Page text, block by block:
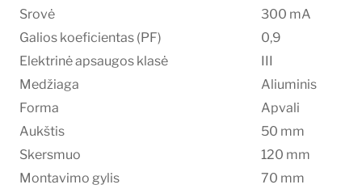
Srovė
300 mA
Galios koeficientas (PF)
0,9
Elektrinė apsaugos klasė
Medžiaga
Aliuminis
Forma
Apvali
Aukštis
50 mm
Skersmuo
120 mm
Montavimo gylis
70 mm